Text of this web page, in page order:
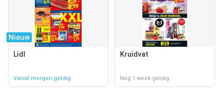
Nieuw
Lidl
Vanaf morgen geldig
Kruidvat
Nog 1 week geldig